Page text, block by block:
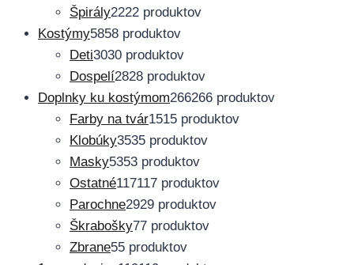
Špirály2222 produktov
Kostýmy5858 produktov
Deti3030 produktov
Dospelí2828 produktov
Doplnky ku kostýmom266266 produktov
Farby na tvár1515 produktov
Klobúky3535 produktov
Masky5353 produktov
Ostatné117117 produktov
Parochne2929 produktov
Škrabošky77 produktov
Zbrane55 produktov